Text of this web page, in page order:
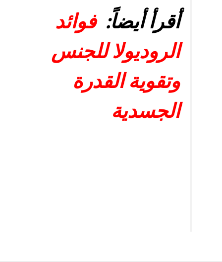
أقرأ أيضاً: فوائد
الروديولا للجنس
وتقوية القدرة
الجسدية